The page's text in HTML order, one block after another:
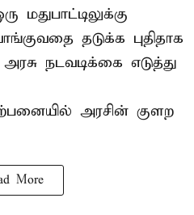
தடுக்க புதிதாக
நடவடிக்கை எடுத்து
அரசின் குளற
More